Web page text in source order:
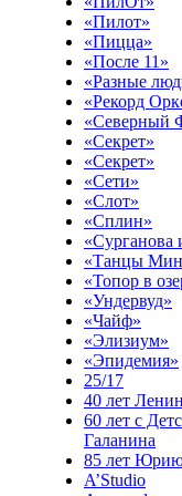
«Пилот»
«Пицца»
«После 11»
«Разные
«Рекорд
«Северный
«Секрет»
«Секрет»
«Сети»
«Слот»
«Сплин»
«Сурганова
«Танцы
«Топор в
«Ундервуд»
«Чайф»
«Элизиум»
«Эпидемия»
25/17
40 лет
60 лет с
Галанина
85 лет
A’Studio